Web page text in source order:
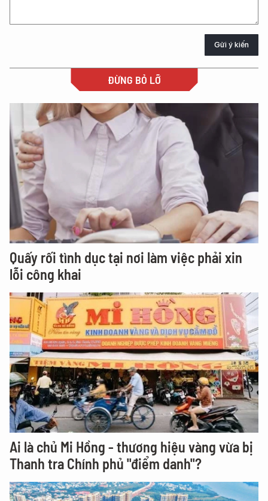
Gửi ý kiến
ĐỪNG BỎ LỠ
Quấy rối tình dục tại nơi làm việc phải xin
lỗi công khai
Ai là chủ Mi Hồng - thương hiệu vàng vừa bị
Thanh tra Chính phủ "điểm danh"?